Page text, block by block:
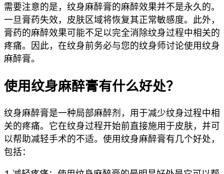
需要注意的是，纹身麻醉膏的麻醉效果并不是永久的。
一旦膏药失效，皮肤区域将恢复其正常敏感度。此外，
膏药的麻醉效果可能不足以完全消除纹身过程中相关的
疼痛。因此，在纹身前务必与您的纹身师讨论使用纹身
麻醉膏。
使用纹身麻醉膏有什么好处？
纹身麻醉膏是一种局部麻醉剂，用于减少纹身过程中相
关的疼痛。它在纹身过程开始前直接施用于皮肤，并可
以帮助减轻手术的不适。使用纹身麻醉膏有几个好处，
包括：